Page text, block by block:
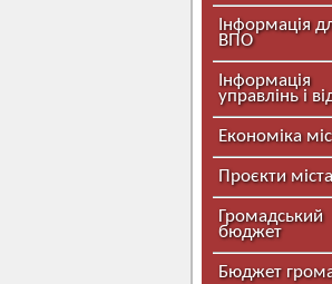
Інформація
ВПО
Інформація
управлінь і
Економіка
Проєкти міста
Громадський
бюджет
Бюджет